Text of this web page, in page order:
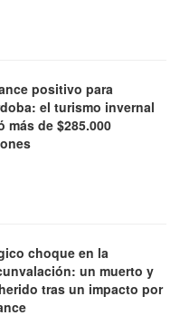
positivo para
el turismo invernal
más de $285.000
choque en la
un muerto y
tras un impacto por